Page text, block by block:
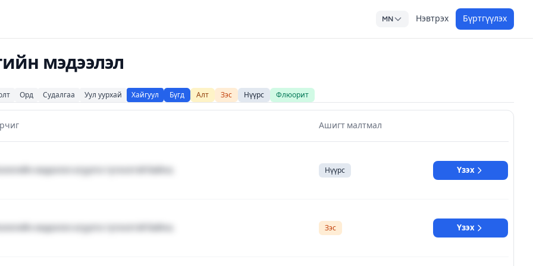
MN Нэвтрэх Бүртгүүлэх
мэдээлэл
Орд Судалгаа Уул уурхай Хайгуул Бүгд Алт Зэс Нүүрс Флюорит
Ашигт малтмал
мэдээлэл агуулга түгжээтэй байна. Нүүрс Үзэх
мэдээлэл агуулга түгжээтэй байна. Зэс Үзэх